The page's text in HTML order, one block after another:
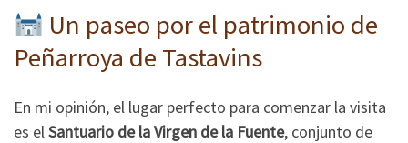
Un paseo por el patrimonio de
Peñarroya de Tastavins
En mi opinión, el lugar perfecto para comenzar la visita
es elSantuario de la Virgen de la Fuente, conjunto de